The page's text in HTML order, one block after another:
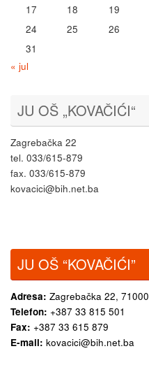
17
18 19
24
25 26
31
« jul
JU OŠ „KOVAČIĆI“
Zagrebačka 22
tel. 033/615-879
fax. 033/615-879
kovacici@bih.net.ba
JU OŠ “KOVAČIĆI”
Adresa: Zagrebačka 22,
Telefon: +387 33 815 501
Fax: +387 33 615 879
E-mail: kovacici@bih.net.ba